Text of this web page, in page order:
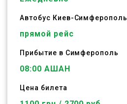
Автобус Киев-Симферополь
прямой рейс
Прибытие в Симферополь
08:00 АШАН
Цена билета